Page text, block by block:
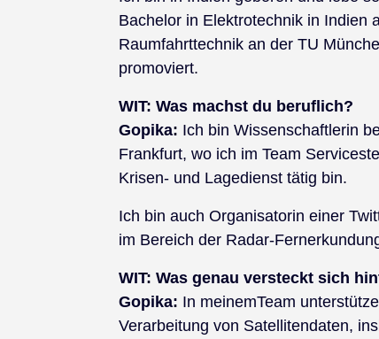
Bachelor in Elektrotechnik in Indien
Raumfahrttechnik an der TU
promoviert.
WIT: Was machst du beruflich?
Gopika: Ich bin Wissenschaftlerin
Frankfurt, wo ich im Team
Krisen- und Lagedienst tätig bin.
Ich bin auch Organisatorin einer
im Bereich der Radar-
WIT: Was genau versteckt sich
Gopika: In meinemTeam
Verarbeitung von Satellitendaten,